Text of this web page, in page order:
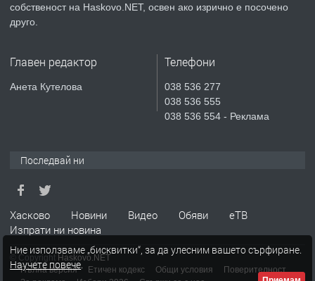
ПРЕДЛАГА
Продавам парцел в гр. Хасково кв.
СГЛОБЯВАНЕ НА МЕБЕЛИ.
апартамент под наем в кв.
Училищни, гр. Хасково.
преди 3 дни
собственост на Haskovo.NET, освен ако изрично е посочено
друго.
Главен редактор
Анета Кутелова
Телефони
038 536 277
038 536 555
038 536 554 - Реклама
Последвай ни
Хасково Новини Видео Обяви
еТВ
Изпрати ни новина
© Copyright Haskovo.NET
Пълна версия
Етичен кодекс Общи условия
Поверителност
Ние използваме „бисквитки“, за да улесним вашето сърфиране.
Научете повече.